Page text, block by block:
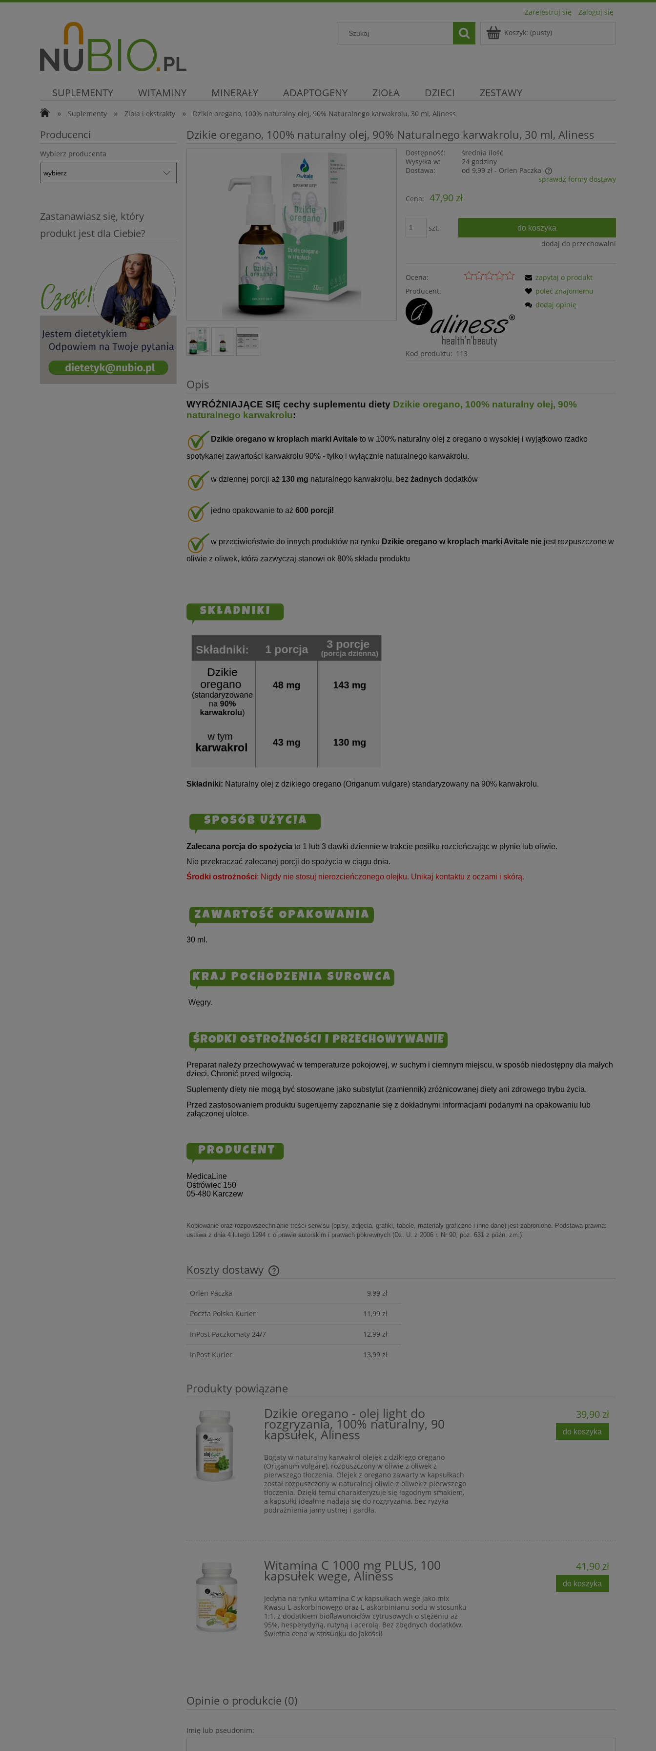
Zarejestruj się Zaloguj się
Koszyk: (pusty)
SUPLEMENTY WITAMINY MINERAŁY ADAPTOGENY ZIOŁA DZIECI
ZESTAWY
SUPER CENA
» Suplementy » Zioła i ekstrakty » Dzikie oregano, 100% naturalny olej, 90% Naturalnego karwakrolu, 30 ml, Aliness
Producenci
Wybierz producenta
Zastanawiasz się, który
produkt jest dla Ciebie?
Dzikie oregano, 100% naturalny olej, 90% Naturalnego karwakrolu, 30 ml, Aliness
Dostępność:
średnia ilość
Wysyłka w:
24 godziny
Dostawa:
od 9,99 zł - Orlen Paczka
Cena nie zawiera ewentualnych kosztów
płatności
sprawdź formy dostawy
Cena: 47,90 zł
szt. do koszyka
dodaj do przechowalni
Ocena:
Producent:
Kod produktu: 113
zapytaj o produkt
poleć znajomemu
dodaj opinię
Opis
WYRÓŻNIAJĄCE SIĘ cechy suplementu diety Dzikie oregano, 100% naturalny olej, 90%
naturalnego karwakrolu:
Dzikie oregano w kroplach marki Avitale to w 100% naturalny olej z oregano o wysokiej i wyjątkowo rzadko
spotykanej zawartości karwakrolu 90% - tylko i wyłącznie naturalnego karwakrolu.
w dziennej porcji aż 130 mg naturalnego karwakrolu, bez żadnych dodatków
jedno opakowanie to aż 600 porcji!
w przeciwieństwie do innych produktów na rynku Dzikie oregano w kroplach marki Avitale nie jest rozpuszczone w
oliwie z oliwek, która zazwyczaj stanowi ok 80% składu produktu
Składniki: Naturalny olej z dzikiego oregano (Origanum vulgare) standaryzowany na 90% karwakrolu.
Zalecana porcja do spożycia to 1 lub 3 dawki dziennie w trakcie posiłku rozcieńczając w płynie lub oliwie.
Nie przekraczać zalecanej porcji do spożycia w ciągu dnia.
Środki ostrożności: Nigdy nie stosuj nierozcieńczonego olejku. Unikaj kontaktu z oczami i skórą.
30 ml.
Węgry.
Preparat należy przechowywać w temperaturze pokojowej, w suchym i ciemnym miejscu, w sposób niedostępny dla małych
dzieci. Chronić przed wilgocią.
Suplementy diety nie mogą być stosowane jako substytut (zamiennik) zróżnicowanej diety ani zdrowego trybu życia.
Przed zastosowaniem produktu sugerujemy zapoznanie się z dokładnymi informacjami podanymi na opakowaniu lub
załączonej ulotce.
MedicaLine
Ostrówiec 150
05-480 Karczew
Kopiowanie oraz rozpowszechnianie treści serwisu (opisy, zdjęcia, grafiki, tabele, materiały graficzne i inne dane) jest zabronione. Podstawa prawna:
ustawa z dnia 4 lutego 1994 r. o prawie autorskim i prawach pokrewnych (Dz. U. z 2006 r. Nr 90, poz. 631 z późn. zm.)
Koszty dostawy
Cena nie zawiera ewentualnych kosztów
Orlen Paczka 9,99 zł
Poczta Polska Kurier 11,99 zł
InPost Paczkomaty 24/7 12,99 zł
InPost Kurier 13,99 zł
Produkty powiązane
Dzikie oregano - olej light do
rozgryzania, 100% naturalny, 90
kapsułek, Aliness
Bogaty w naturalny karwakrol olejek z dzikiego oregano
(Origanum vulgare), rozpuszczony w oliwie z oliwek z
pierwszego tłoczenia. Olejek z oregano zawarty w kapsułkach
został rozpuszczony w naturalnej oliwie z oliwek z pierwszego
tłoczenia. Dzięki temu charakteryzuje się łagodnym smakiem,
a kapsułki idealnie nadają się do rozgryzania, bez ryzyka
podrażnienia jamy ustnej i gardła.
39,90 zł
do koszyka
Witamina C 1000 mg PLUS, 100
kapsułek wege, Aliness
Jedyna na rynku witamina C w kapsułkach wege jako mix
Kwasu L-askorbinowego oraz L-askorbinianu sodu w stosunku
1:1, z dodatkiem bioflawonoidów cytrusowych o stężeniu aż
95%, hesperydyną, rutyną i acerolą. Bez zbędnych dodatków.
Świetna cena w stosunku do jakości!
41,90 zł
do koszyka
Opinie o produkcie (0)
Imię lub pseudonim: